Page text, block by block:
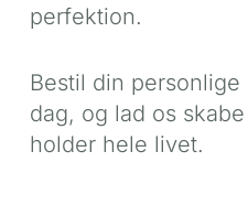
perfektion.
Bestil din
dag, og lad os
holder hele livet.